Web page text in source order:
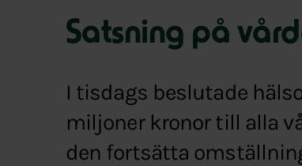
Satsning på
I tisdags beslutade
miljoner kronor till alla
den fortsätta